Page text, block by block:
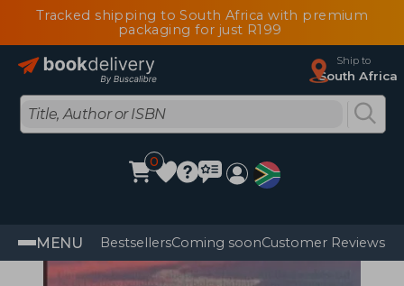
Tracked shipping to South Africa with premium
packaging for just R199
Ship to
South Africa
0
MENU BestsellersComing soonCustomer Reviews